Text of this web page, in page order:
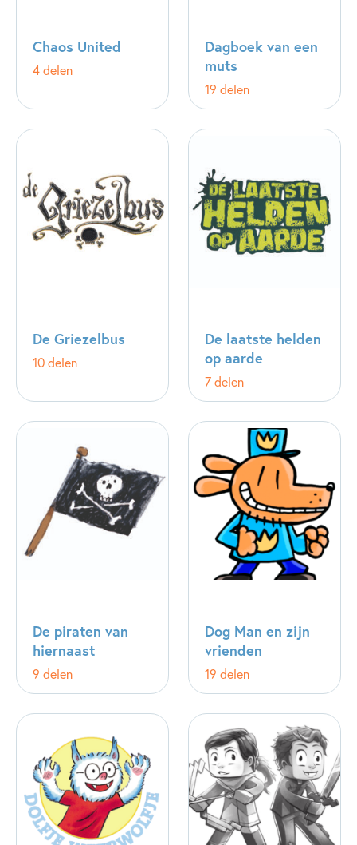
Chaos United
4 delen
Dagboek van een
muts
19 delen
De Griezelbus
10 delen
De laatste helden
op aarde
7 delen
De piraten van
hiernaast
9 delen
Dog Man en zijn
vrienden
19 delen